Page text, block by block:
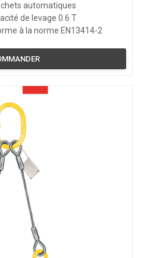
automatiques
de levage 0.6 T
à la norme EN13414-2